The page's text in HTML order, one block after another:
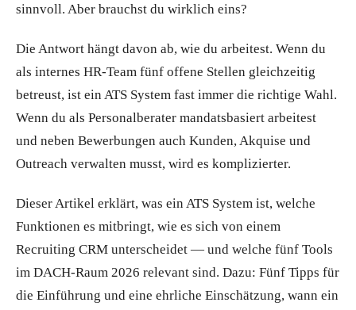
sinnvoll. Aber brauchst du wirklich eins?
Die Antwort hängt davon ab, wie du arbeitest. Wenn du
als internes HR-Team fünf offene Stellen gleichzeitig
betreust, ist ein ATS System fast immer die richtige Wahl.
Wenn du als Personalberater mandatsbasiert arbeitest
und neben Bewerbungen auch Kunden, Akquise und
Outreach verwalten musst, wird es komplizierter.
Dieser Artikel erklärt, was ein ATS System ist, welche
Funktionen es mitbringt, wie es sich von einem
Recruiting CRM unterscheidet — und welche fünf Tools
im DACH-Raum 2026 relevant sind. Dazu: Fünf Tipps für
die Einführung und eine ehrliche Einschätzung, wann ein